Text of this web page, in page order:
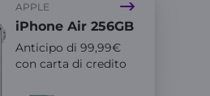
APPLE
iPhone Air 256GB
Anticipo di 99,99€
con carta di credito